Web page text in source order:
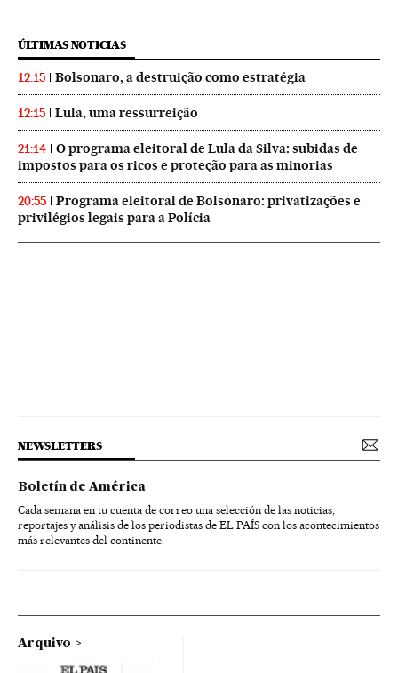
ÚLTIMAS NOTICIAS
12:15 Bolsonaro, a destruição como estratégia
12:15 Lula, uma ressurreição
21:14
O programa eleitoral de Lula da Silva: subidas de
impostos para os ricos e proteção para as minorias
20:55
Programa eleitoral de Bolsonaro: privatizações e
privilégios legais para a Polícia
NEWSLETTERS
Boletín de América
Cada semana en tu cuenta de correo una selección de las noticias,
reportajes y análisis de los periodistas de EL PAÍS con los acontecimientos
más relevantes del continente.
Arquivo